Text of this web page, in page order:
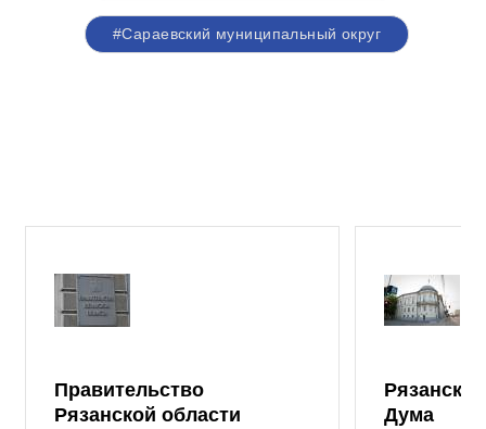
#Сараевский муниципальный округ
Правительство
Рязанской области
Дума